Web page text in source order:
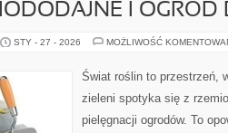
I
STY - 27 - 2026 MOŻLIWOŚĆ
Świat roślin to przestrzeń,
zieleni spotyka się z
pielęgnacji ogrodów. To